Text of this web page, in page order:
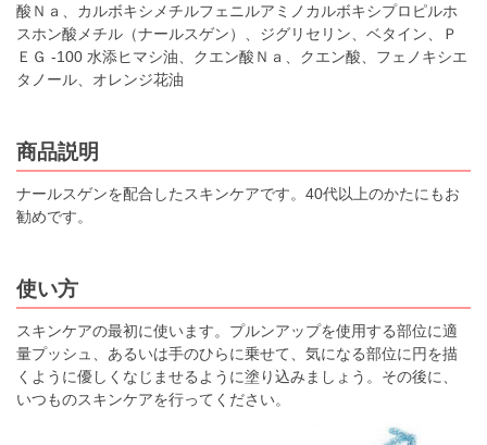
酸Ｎａ、カルボキシメチルフェニルアミノカルボキシプロピルホ
スホン酸メチル（ナールスゲン）、ジグリセリン、ベタイン、Ｐ
ＥＧ -100 水添ヒマシ油、クエン酸Ｎａ、クエン酸、フェノキシエ
タノール、オレンジ花油
商品説明
ナールスゲンを配合したスキンケアです。40代以上のかたにもお
勧めです。
使い方
スキンケアの最初に使います。プルンアップを使用する部位に適
量プッシュ、あるいは手のひらに乗せて、気になる部位に円を描
くように優しくなじませるように塗り込みましょう。その後に、
いつものスキンケアを行ってください。